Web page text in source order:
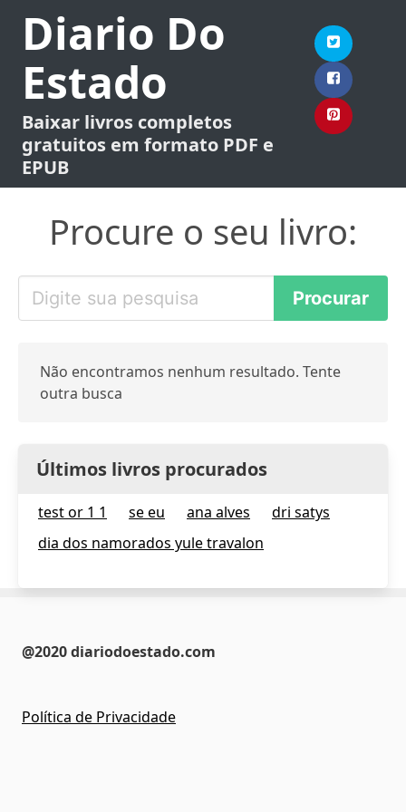
Diario Do
Estado
Baixar livros completos
gratuitos em formato PDF e
EPUB
Procure o seu livro:
Não encontramos nenhum resultado. Tente
outra busca
Últimos livros procurados
test or 1 1 se eu ana alves
dri satys
dia dos namorados yule travalon
@2020 diariodoestado.com
Política de Privacidade